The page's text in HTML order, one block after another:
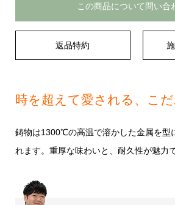
この商品について問い合
返品特約
時を超えて愛される、こだ
鋳物は1300℃の高温で溶かした金属を型
れます。重厚な味わいと、耐久性が魅力で